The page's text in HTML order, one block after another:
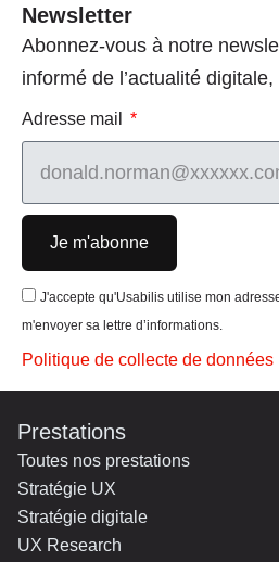
Newsletter
Abonnez-vous à notre
informé de l’actualité
Adresse mail
Je m'abonne
J'accepte qu'Usabilis utilise mon
m'envoyer sa lettre d’informations.
Politique de collecte de données
Prestations
Toutes nos prestations
Stratégie UX
Stratégie digitale
UX Research